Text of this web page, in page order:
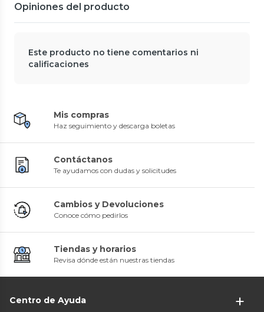
Opiniones del producto
Este producto no tiene comentarios ni
calificaciones
Mis compras
Haz seguimiento y descarga boletas
Contáctanos
Te ayudamos con dudas y solicitudes
Cambios y Devoluciones
Conoce cómo pedirlos
Tiendas y horarios
Revisa dónde están nuestras tiendas
Centro de Ayuda